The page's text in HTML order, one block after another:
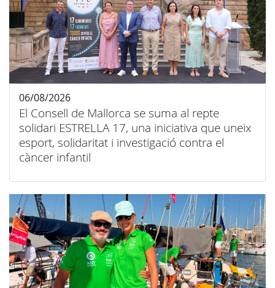
El Consell de Mallorca se suma al repte
solidari ESTRELLA 17, una iniciativa que uneix
esport, solidaritat i investigació contra el
càncer infantil
06/08/2026